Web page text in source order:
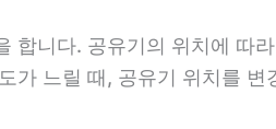
합니다. 공유기의 위치에 따
가 느릴 때, 공유기 위치를